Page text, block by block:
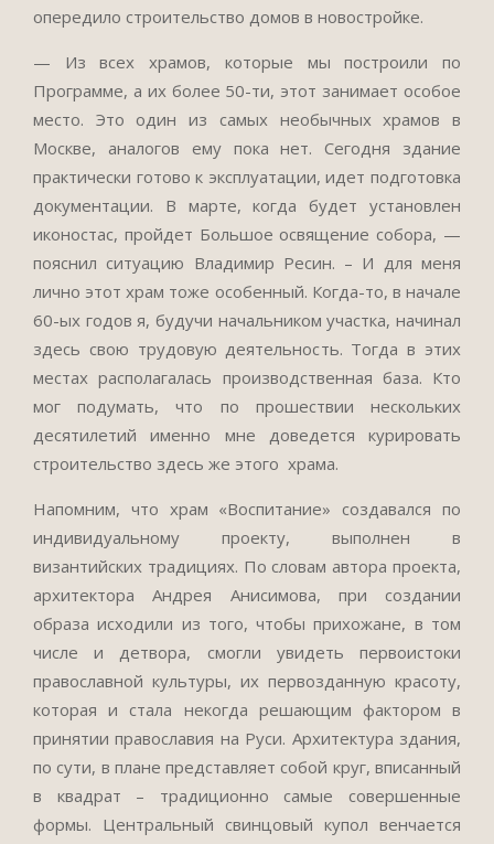
опередило строительство домов в новостройке.
— Из всех храмов, которые мы построили по
Программе, а их более 50-ти, этот занимает особое
место. Это один из самых необычных храмов в
Москве, аналогов ему пока нет. Сегодня здание
практически готово к эксплуатации, идет подготовка
документации. В марте, когда будет установлен
иконостас, пройдет Большое освящение собора, —
пояснил ситуацию Владимир Ресин. – И для меня
лично этот храм тоже особенный. Когда-то, в начале
60-ых годов я, будучи начальником участка, начинал
здесь свою трудовую деятельность. Тогда в этих
местах располагалась производственная база. Кто
мог подумать, что по прошествии нескольких
десятилетий именно мне доведется курировать
строительство здесь же этого храма.
Напомним, что храм «Воспитание» создавался по
индивидуальному проекту, выполнен в
византийских традициях. По словам автора проекта,
архитектора Андрея Анисимова, при создании
образа исходили из того, чтобы прихожане, в том
числе и детвора, смогли увидеть первоистоки
православной культуры, их первозданную красоту,
которая и стала некогда решающим фактором в
принятии православия на Руси. Архитектура здания,
по сути, в плане представляет собой круг, вписанный
в квадрат – традиционно самые совершенные
формы. Центральный свинцовый купол венчается